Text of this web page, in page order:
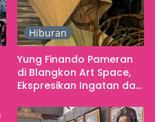
Hiburan
Yung Finando Pameran
di Blangkon Art Space,
Ekspresikan Ingatan dan